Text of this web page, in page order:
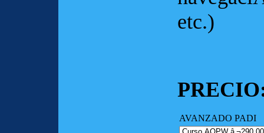
etc.)
AVANZADO PADI